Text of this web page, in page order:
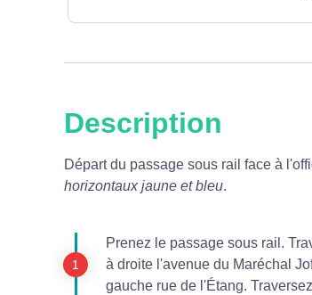
Voir l'image en plein
Description
Départ du passage sous rail face à
horizontaux jaune et bleu.
Prenez le passage sous rail.
à droite l'avenue du Maréchal
gauche rue de l'Étang.